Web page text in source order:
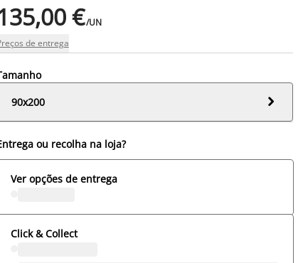
€/UN
de entrega
90x200

ou recolha na loja?
Ver opções de entrega
Click & Collect